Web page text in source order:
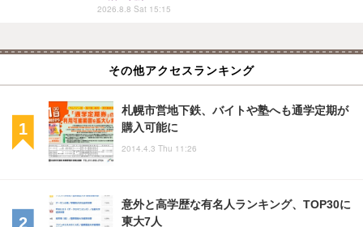
2026.8.8 Sat 15:15
その他アクセスランキング
札幌市営地下鉄、バイトや塾へも通学定期が
購入可能に
2014.4.3 Thu 11:26
意外と高学歴な有名人ランキング、TOP30に
東大7人